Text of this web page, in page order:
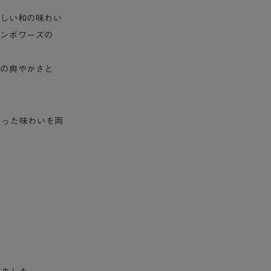
い和の味わい
ボワーズの
爽やかさと
た味わいを両